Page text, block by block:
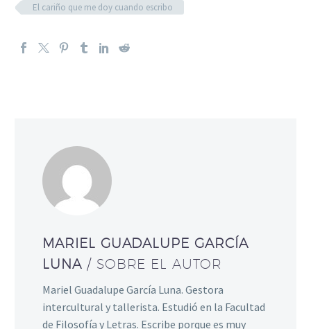
El cariño que me doy cuando escribo
MARIEL GUADALUPE GARCÍA
LUNA / SOBRE EL AUTOR
Mariel Guadalupe García Luna. Gestora
intercultural y tallerista. Estudió en la Facultad
de Filosofía y Letras. Escribe porque es muy